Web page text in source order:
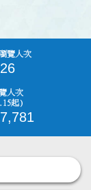
覽人次
人次
起)